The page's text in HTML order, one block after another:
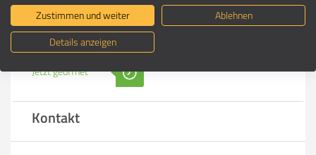
Wir sprechen:
Jetzt geöffnet
Kontakt
Zustimmen und weiter
Ablehnen
Details anzeigen